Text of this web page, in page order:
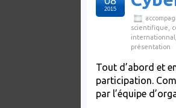
scientifique
internationnal
présentation
2015
Tout d’abord et
participation.
par l’équipe